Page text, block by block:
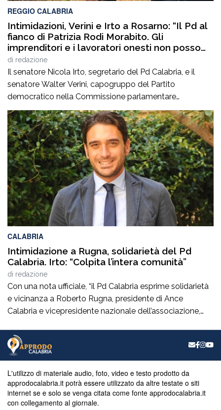
REGGIO CALABRIA
Intimidazioni, Verini e Irto a Rosarno: “Il Pd al
fianco di Patrizia Rodi Morabito. Gli
imprenditori e i lavoratori onesti non posso
essere lasciati da soli”
di redazione
Il senatore Nicola Irto, segretario del Pd Calabria, e il
senatore Walter Verini, capogruppo del Partito
democratico nella Commissione parlamentare
Antimafia, hanno fatto visita a Patrizia Rodi Morabito,
imprenditrice agricola di Rosarno (Rc) la cui azienda è
stata più volte colpita da incendi, furti e danneggiamenti.
L’ultimo grave episodio si è verificato nei giorni scorsi […]
CALABRIA
Intimidazione a Rugna, solidarietà del Pd
Calabria. Irto: “Colpita l’intera comunità”
di redazione
Con una nota ufficiale, “il Pd Calabria esprime solidarietà
e vicinanza a Roberto Rugna, presidente di Ance
Calabria e vicepresidente nazionale dell’associazione,
azienda a Schiavonea (Cs), dove sono stati
pesantemente danneggiati alcuni mezzi meccanici”. Il
segretario regionale del partito, il senatore Nicola Irto,
condanna […]
L'utilizzo di materiale audio, foto, video e testo prodotto da
approdocalabria.it potrà essere utilizzato da altre testate o siti
internet se e solo se venga citata come fonte approdocalabria.it
con collegamento al giornale.